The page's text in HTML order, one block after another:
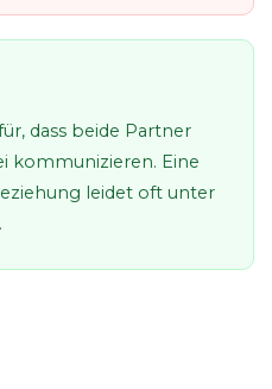
dass beide Partner
kommunizieren. Eine
leidet oft unter